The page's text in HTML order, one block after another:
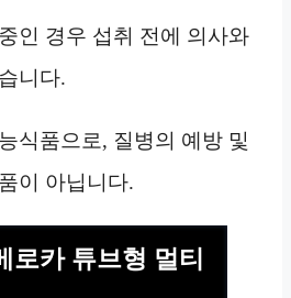
인 경우 섭취 전에 의사와
니다.
식품으로, 질병의 예방 및
이 아닙니다.
로카 튜브형 멀티